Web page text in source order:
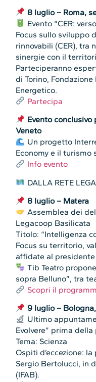
8 luglio – Roma,
Evento “CER:
Focus sullo sviluppo
rinnovabili (CER), tra
sinergie con il
Parteciperanno
di Torino,
Energetico.
Partecipa
Evento
Veneto
Un progetto
Economy e il turismo
Info evento
DALLA RETE
8 luglio – Matera
Assemblea dei
Legacoop Basilicata
Titolo: “Intelligenza
Focus su territorio,
affidate al
Tib Teatro
sopra Belluno”, tra
Scopri il
9 luglio –
Ultimo
Evolvere” prima
Tema: Scienza
Ospiti d’eccezione:
Sergio Bertolucci, in
(IFAB).